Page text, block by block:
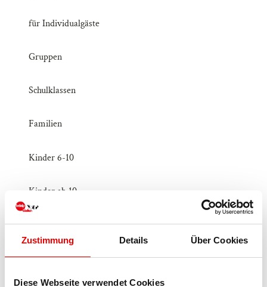
Zustimmung Details Über Cookies
Diese Webseite verwendet Cookies
für Individualgäste
Gruppen
Schulklassen
Familien
Kinder 6-10
Kinder ab 10
Jugendliche
Erwachsene